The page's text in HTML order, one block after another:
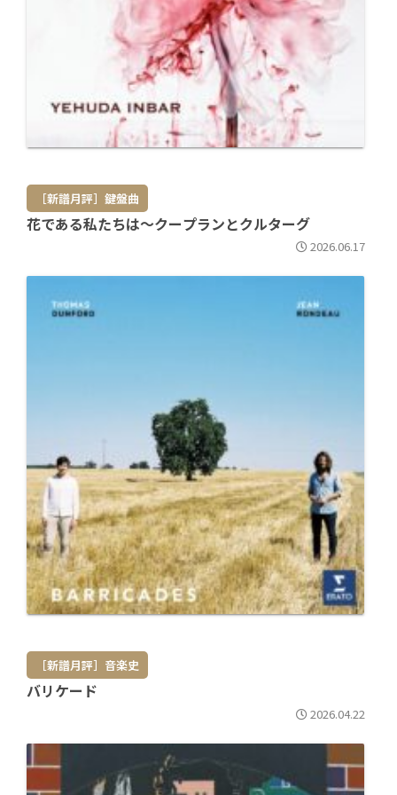
［新譜月評］鍵盤曲
花である私たちは～クープランとクルターグ
2026.06.17
［新譜月評］音楽史
バリケード
2026.04.22